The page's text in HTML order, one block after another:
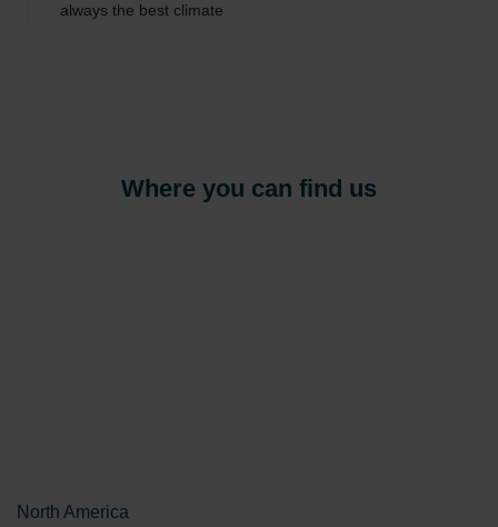
always the best climate
Where you can find us
North America